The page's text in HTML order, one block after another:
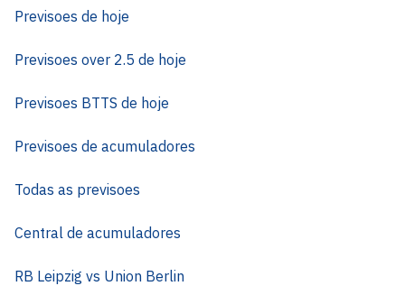
Previsoes de hoje
Previsoes over 2.5 de hoje
Previsoes BTTS de hoje
Previsoes de acumuladores
Todas as previsoes
Central de acumuladores
RB Leipzig vs Union Berlin